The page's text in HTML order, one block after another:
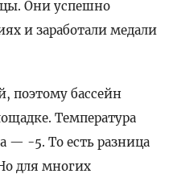
Они успешно
и заработали медали
поэтому бассейн
Температура
— -5. То есть разница
для многих